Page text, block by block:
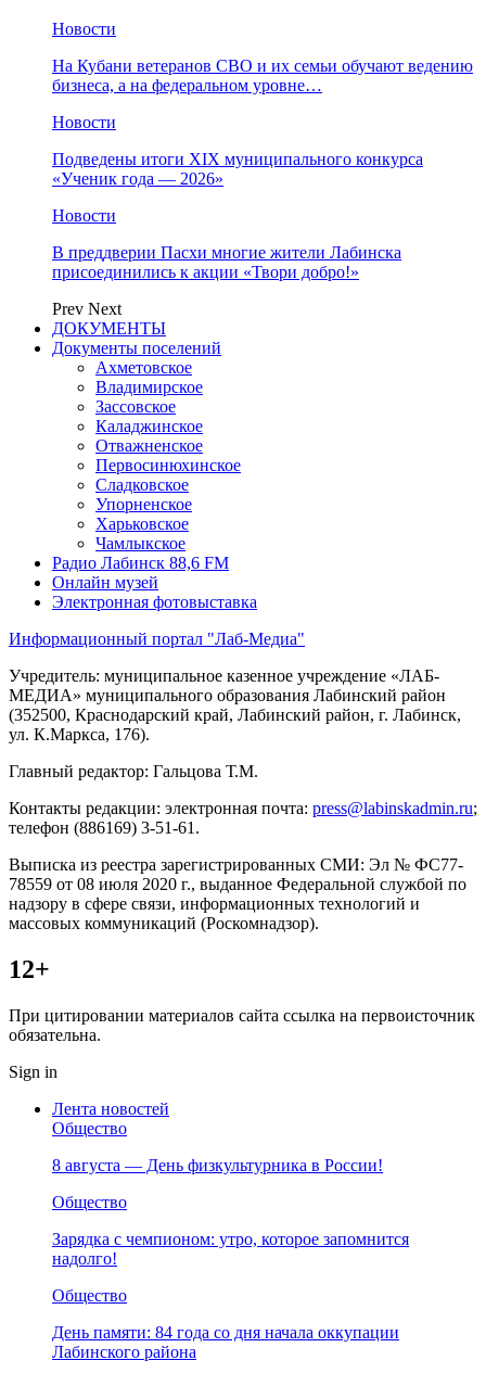
Новости
На Кубани ветеранов СВО и их семьи обучают ведению
бизнеса, а на федеральном уровне…
Новости
Подведены итоги XIX муниципального конкурса
«Ученик года — 2026»
Новости
В преддверии Пасхи многие жители Лабинска
присоединились к акции «Твори добро!»
Prev Next
ДОКУМЕНТЫ
Документы поселений
Ахметовское
Владимирское
Зассовское
Каладжинское
Отважненское
Первосинюхинское
Сладковское
Упорненское
Харьковское
Чамлыкское
Радио Лабинск 88,6 FM
Онлайн музей
Электронная фотовыставка
Информационный портал "Лаб-Медиа"
Учредитель: муниципальное казенное учреждение «ЛАБ-
МЕДИА» муниципального образования Лабинский район
(352500, Краснодарский край, Лабинский район, г. Лабинск,
ул. К.Маркса, 176).
Главный редактор: Гальцова Т.М.
Контакты редакции: электронная почта: press@labinskadmin.ru;
телефон (886169) 3-51-61.
Выписка из реестра зарегистрированных СМИ: Эл № ФС77-
78559 от 08 июля 2020 г., выданное Федеральной службой по
надзору в сфере связи, информационных технологий и
массовых коммуникаций (Роскомнадзор).
12+
При цитировании материалов сайта ссылка на первоисточник
обязательна.
Sign in
Лента новостей
Общество
8 августа — День физкультурника в России!
Общество
Зарядка с чемпионом: утро, которое запомнится
надолго!
Общество
День памяти: 84 года со дня начала оккупации
Лабинского района